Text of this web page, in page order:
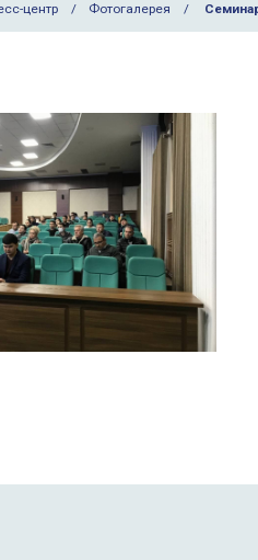
центр Фотогалерея